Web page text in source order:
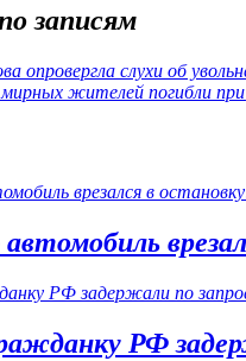
записям
опровергла слухи об
жителей погибли
РФ